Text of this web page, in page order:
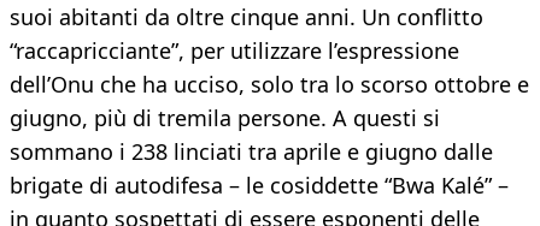
suoi abitanti da oltre cinque anni. Un conflitto
“raccapricciante”, per utilizzare l’espressione
dell’Onu che ha ucciso, solo tra lo scorso ottobre e
giugno, più di tremila persone. A questi si
sommano i 238 linciati tra aprile e giugno dalle
brigate di autodifesa – le cosiddette “Bwa Kalé” –
in quanto sospettati di essere esponenti delle